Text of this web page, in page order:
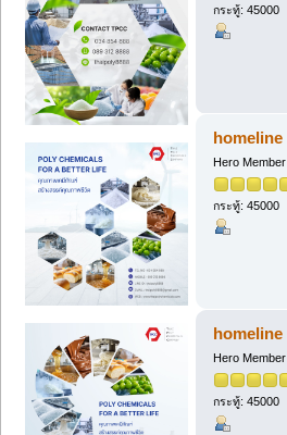
กระทู้: 45000
homeline
Hero Member
กระทู้: 45000
homeline
Hero Member
กระทู้: 45000